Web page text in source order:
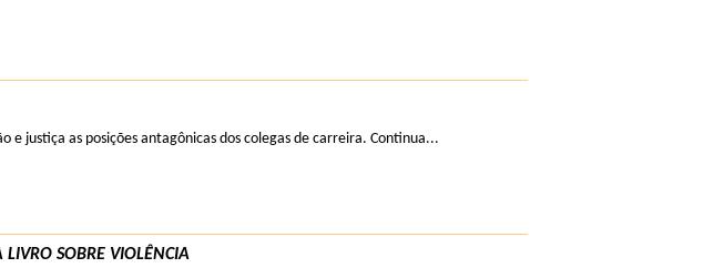
justiça as posições antagônicas dos colegas de carreira. Continua...
SOBRE VIOLÊNCIA